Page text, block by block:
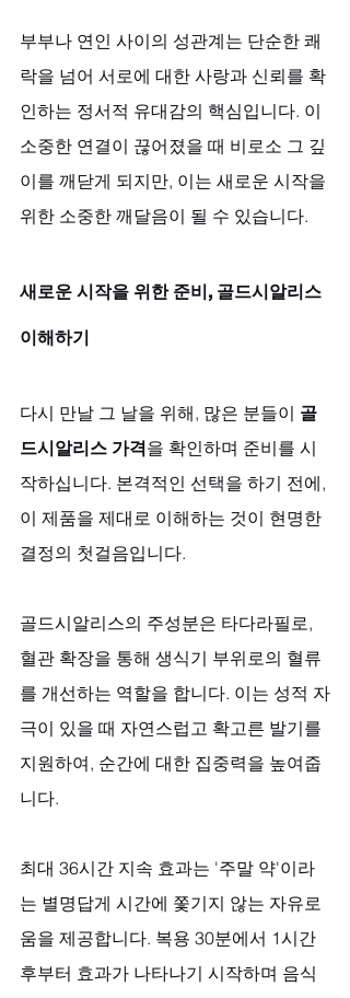
부부나 연인 사이의 성관계는 단순한 쾌
락을 넘어 서로에 대한 사랑과 신뢰를 확
인하는 정서적 유대감의 핵심입니다. 이
소중한 연결이 끊어졌을 때 비로소 그 깊
이를 깨닫게 되지만, 이는 새로운 시작을
위한 소중한 깨달음이 될 수 있습니다.
새로운 시작을 위한 준비, 골드시알리스
이해하기
다시 만날 그 날을 위해, 많은 분들이 골
드시알리스 가격을 확인하며 준비를 시
작하십니다. 본격적인 선택을 하기 전에,
이 제품을 제대로 이해하는 것이 현명한
결정의 첫걸음입니다.
골드시알리스의 주성분은 타다라필로,
혈관 확장을 통해 생식기 부위로의 혈류
를 개선하는 역할을 합니다. 이는 성적 자
극이 있을 때 자연스럽고 확고른 발기를
지원하여, 순간에 대한 집중력을 높여줍
니다.
최대 36시간 지속 효과는 '주말 약'이라
는 별명답게 시간에 쫓기지 않는 자유로
움을 제공합니다. 복용 30분에서 1시간
후부터 효과가 나타나기 시작하며 음식